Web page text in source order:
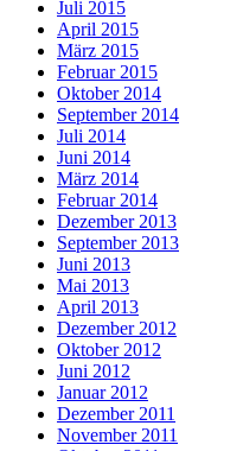
Juli 2015
April 2015
März 2015
Februar 2015
Oktober 2014
September 2014
Juli 2014
Juni 2014
März 2014
Februar 2014
Dezember 2013
September 2013
Juni 2013
Mai 2013
April 2013
Dezember 2012
Oktober 2012
Juni 2012
Januar 2012
Dezember 2011
November 2011